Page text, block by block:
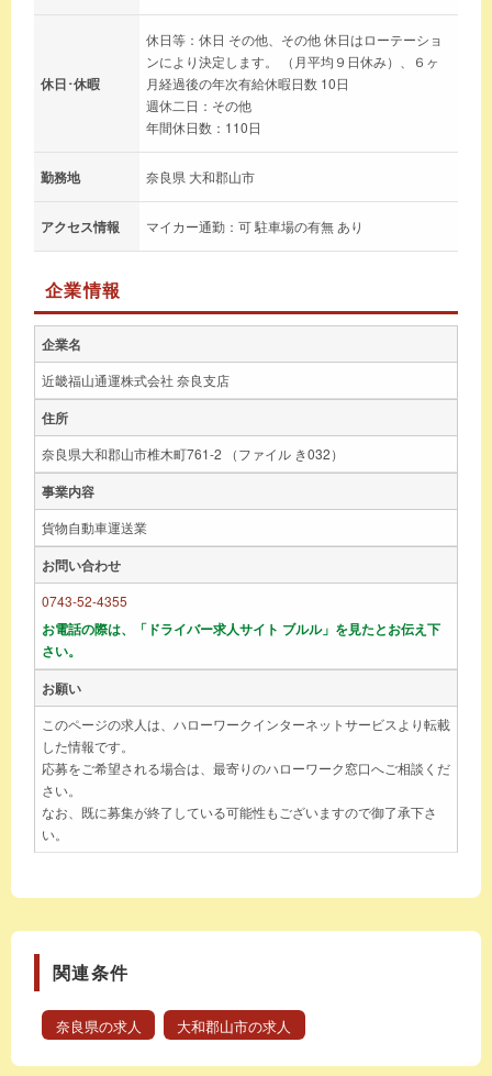
休日･休暇
休日等：休日 その他、その他 休日はローテーショ
ンにより決定します。 （月平均９日休み）、６ヶ
月経過後の年次有給休暇日数 10日
週休二日：その他
年間休日数：110日
勤務地 奈良県 大和郡山市
アクセス情報 マイカー通勤：可 駐車場の有無 あり
企業情報
企業名
近畿福山通運株式会社 奈良支店
住所
奈良県大和郡山市椎木町761-2 （ファイル き032）
事業内容
貨物自動車運送業
お問い合わせ
0743-52-4355
お電話の際は、「ドライバー求人サイト ブルル」を見たとお伝え下
さい。
お願い
このページの求人は、ハローワークインターネットサービスより転載
した情報です。
応募をご希望される場合は、最寄りのハローワーク窓口へご相談くだ
さい。
なお、既に募集が終了している可能性もございますので御了承下さ
い。
関連条件
奈良県の求人 大和郡山市の求人